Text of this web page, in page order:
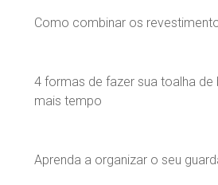
Como combinar os
4 formas de fazer sua toalha de
mais tempo
Aprenda a organizar o seu